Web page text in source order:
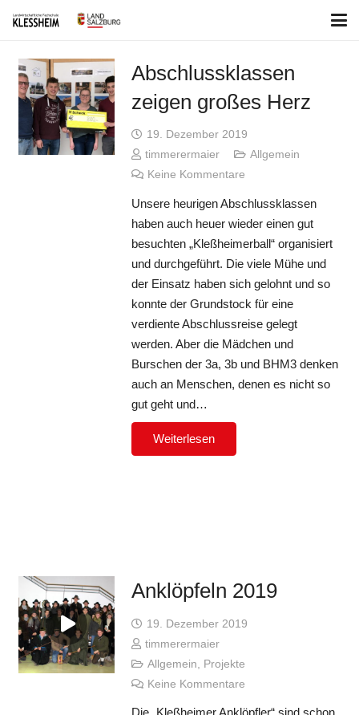
Abschlussklassen
zeigen großes Herz
19. Dezember 2019
timmerermaier
Allgemein
Keine Kommentare
Unsere heurigen Abschlussklassen
haben auch heuer wieder einen gut
besuchten „Kleßheimerball“ organisiert
und durchgeführt. Die viele Mühe und
der Einsatz haben sich gelohnt und so
konnte der Grundstock für eine
verdiente Abschlussreise gelegt
werden. Aber die Mädchen und
Burschen der 3a, 3b und BHM3 denken
auch an Menschen, denen es nicht so
gut geht und…
Weiterlesen
Anklöpfeln 2019
19. Dezember 2019
timmerermaier
Allgemein
Projekte
Keine Kommentare
Die „Kleßheimer Anklöpfler“ sind schon